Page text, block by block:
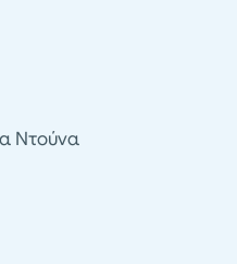
Ντούνα